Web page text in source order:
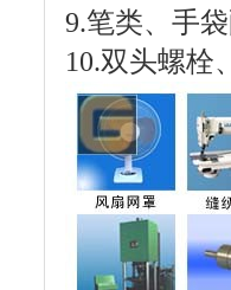
9.笔类、手
10.双头螺栓